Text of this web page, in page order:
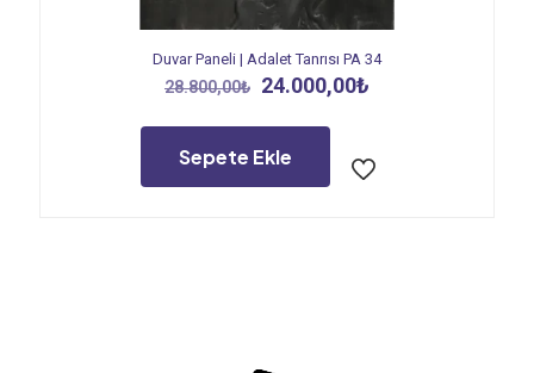
Duvar Paneli | Adalet Tanrısı PA 34
28.800,00₺ Orijinal
28.800,00₺.
24.000,00₺
Sepete Ekle